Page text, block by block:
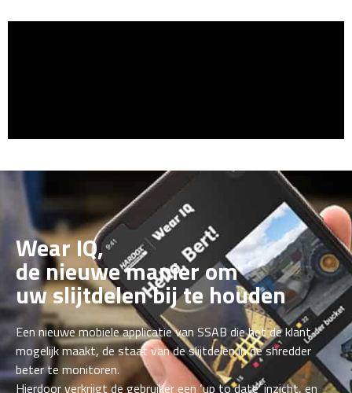
Wear IQ,
de nieuwe manier om
uw slijtdelen bij te houden
Een nieuwe mobiele applicatie van SSAB die het de klant
mogelijk maakt, de staat van de slijtdelen in de shredder
beter te monitoren.
Hierdoor verkrijgt de gebruiker een ‘up to date’ inzicht, en